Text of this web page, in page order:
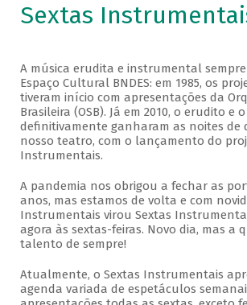
Sextas
A música erudita e instrumental
Espaço Cultural BNDES: em 1985, os
tiveram início com apresentações da
Brasileira (OSB). Já em 2010, o erudito
definitivamente ganharam as noites de
nosso teatro, com o lançamento do
Instrumentais.
A pandemia nos obrigou a fechar as
anos, mas estamos de volta e com
Instrumentais virou Sextas
agora às sextas-feiras. Novo dia, mas a
talento de sempre!
Atualmente, o Sextas Instrumentais
agenda variada de espetáculos